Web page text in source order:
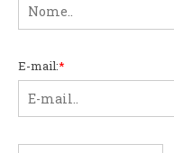
E-mail:*